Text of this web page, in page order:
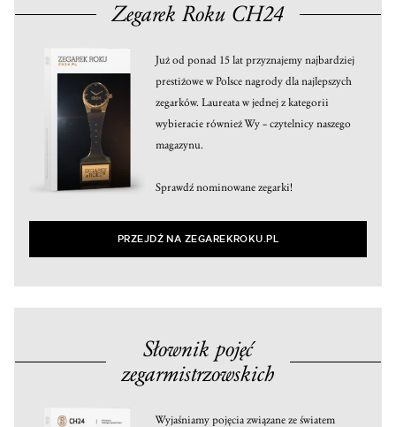
Zegarek Roku CH24
Już od ponad 15 lat przyznajemy najbardziej
prestiżowe w Polsce nagrody dla najlepszych
zegarków. Laureata w jednej z kategorii
wybieracie również Wy – czytelnicy naszego
magazynu.
Sprawdź nominowane zegarki!
PRZEJDŹ NA ZEGAREKROKU.PL
Słownik pojęć
zegarmistrzowskich
Wyjaśniamy pojęcia związane ze światem